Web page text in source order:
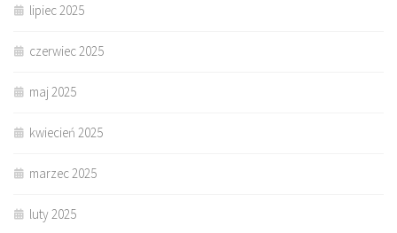
lipiec 2025
czerwiec 2025
maj 2025
kwiecień 2025
marzec 2025
luty 2025